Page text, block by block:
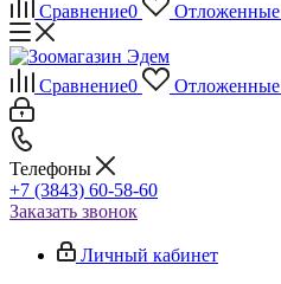
Сравнение0 Отложенные
Сравнение0 Отложенные
Телефоны
+7 (3843) 60-58-60
Заказать звонок
Личный кабинет